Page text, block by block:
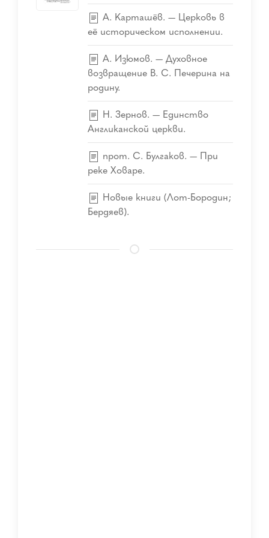
А. Карташёв. — Церковь в
её историческом исполнении.
А. Изюмов. — Духовное
возвращение В. С. Печерина на
родину.
Н. Зернов. — Единство
Англиканской церкви.
прот. С. Булгаков. — При
реке Ховаре.
Новые книги (Лот-Бородин;
Бердяев).